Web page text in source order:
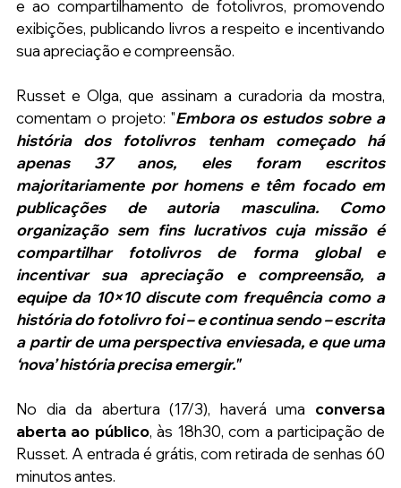
e ao compartilhamento de fotolivros, promovendo
exibições, publicando livros a respeito e incentivando
sua apreciação e compreensão.
Russet e Olga, que assinam a curadoria da mostra,
comentam o projeto: "Embora os estudos sobre a
história dos fotolivros tenham começado há
apenas 37 anos, eles foram escritos
majoritariamente por homens e têm focado em
publicações de autoria masculina. Como
organização sem fins lucrativos cuja missão é
compartilhar fotolivros de forma global e
incentivar sua apreciação e compreensão, a
equipe da 10×10 discute com frequência como a
história do fotolivro foi – e continua sendo – escrita
a partir de uma perspectiva enviesada, e que uma
‘nova’ história precisa emergir."
No dia da abertura (17/3), haverá uma conversa
aberta ao público, às 18h30, com a participação de
Russet. A entrada é grátis, com retirada de senhas 60
minutos antes.